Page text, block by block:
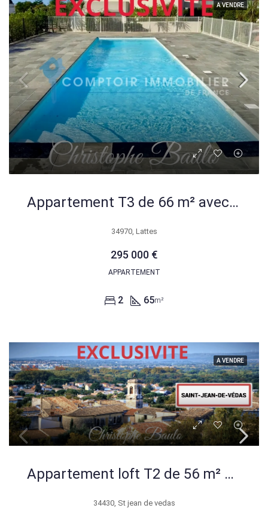
A VENDRE
Appartement T3 de 66 m² avec terrasse et stationnement à Lattes
34970, Lattes
295 000 €
APPARTEMENT
2 65m²
A VENDRE
Appartement loft T2 de 56 m² à Saint Jean de Védas, rare et moderne
34430, St jean de vedas